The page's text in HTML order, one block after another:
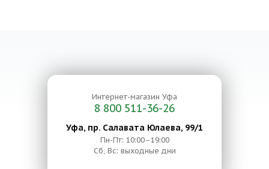
Интернет-магазин Уфа
8 800 511-36-26
Уфа, пр. Салавата Юлаева, 99/1
Пн-Пт: 10:00–19:00
Сб, Вс: выходные дни